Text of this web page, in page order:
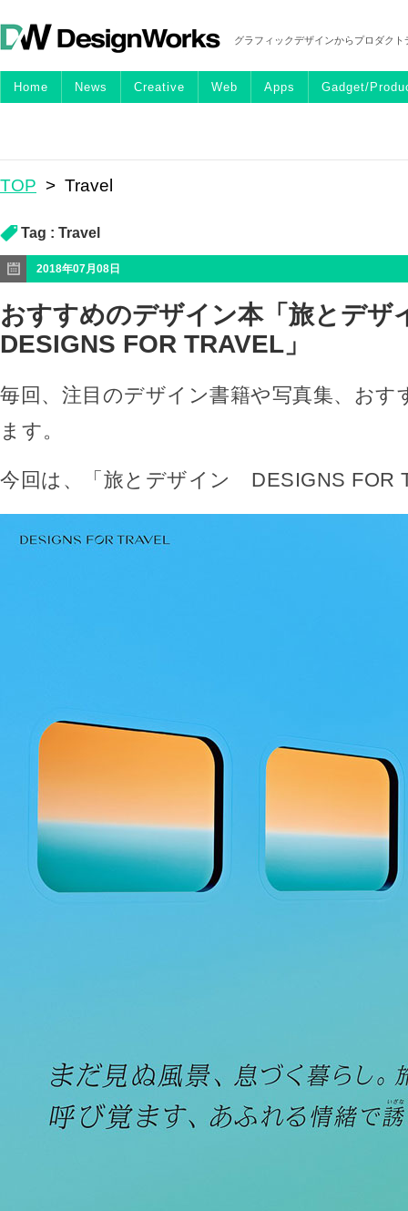
グラフィックデザインからプロダク
Home News Creative Web Apps Gadget/
TOP > Travel
Tag : Travel
2018年07月08日
おすすめのデザイン本「旅とデ
DESIGNS FOR TRAVEL」
毎回、注目のデザイン書籍や写真集、おす
ます。
今回は、「旅とデザイン DESIGNS FOR